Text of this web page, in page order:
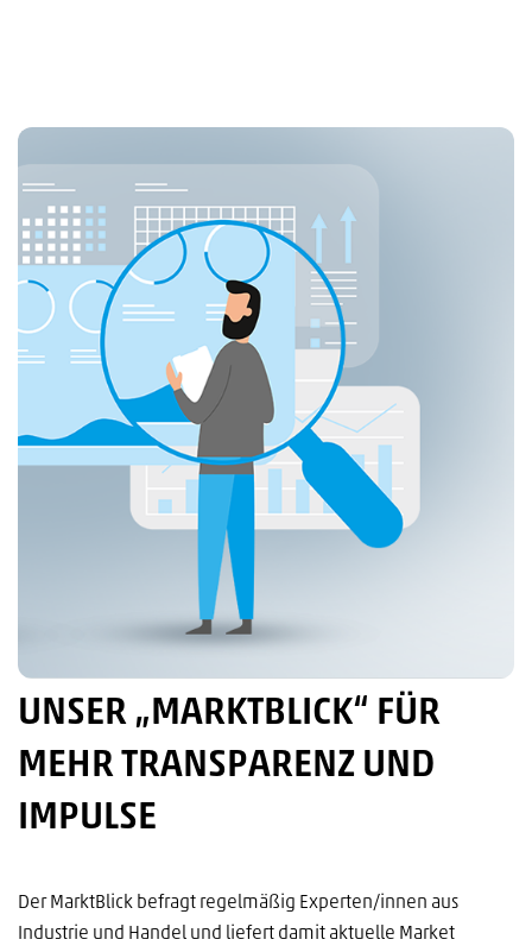
UNSER „MARKTBLICK“ FÜR
MEHR TRANSPARENZ UND
IMPULSE
Der MarktBlick befragt regelmäßig Experten/innen aus
Industrie und Handel und liefert damit aktuelle Market